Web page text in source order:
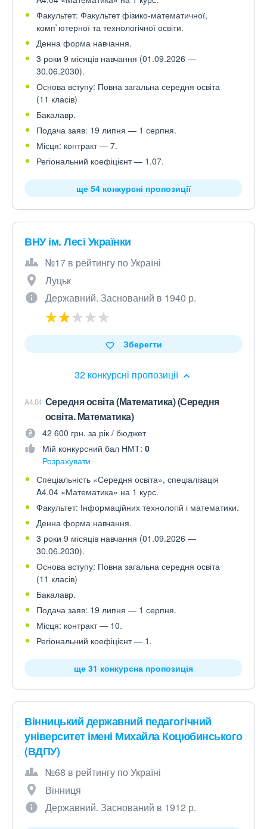
Факультет: Факультет фізико-математичної,
комп`ютерної та технологічної освіти.
Денна форма навчання.
3 роки 9 місяців навчання (01.09.2026 —
30.06.2030).
Основа вступу: Повна загальна середня освіта
(11 класів)
Бакалавр.
Подача заяв: 19 липня — 1 серпня.
Місця: контракт — 7.
Регіональний коефіцієнт — 1.07.
ще 54 конкурсні пропозиції
ВНУ ім. Лесі Українки
№17 в рейтингу по Україні
Луцьк
Державний. Заснований в 1940 р.
32 конкурсні пропозиції
Зберегти
A4.04 Середня освіта (Математика) (Середня
освіта. Математика)
42 600 грн. за рік / бюджет
Мій конкурсний бал НМТ: 0
Розрахувати
Спеціальність «Середня освіта», спеціалізація
A4.04 «Математика» на 1 курс.
Факультет: Інформаційних технологій і математики.
Денна форма навчання.
3 роки 9 місяців навчання (01.09.2026 —
30.06.2030).
Основа вступу: Повна загальна середня освіта
(11 класів)
Бакалавр.
Подача заяв: 19 липня — 1 серпня.
Місця: контракт — 10.
Регіональний коефіцієнт — 1.
ще 31 конкурсна пропозиція
Вінницький державний педагогічний
університет імені Михайла Коцюбинського
(ВДПУ)
№68 в рейтингу по Україні
Вінниця
Державний. Заснований в 1912 р.